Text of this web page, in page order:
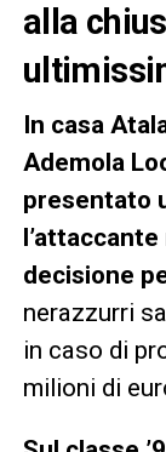
alla
In casa
Ademola
presentato
decisione
nerazzurri
in caso di
milioni di